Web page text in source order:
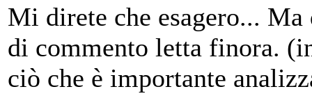
Mi direte che esagero...
di commento letta finora.
ciò che è importante